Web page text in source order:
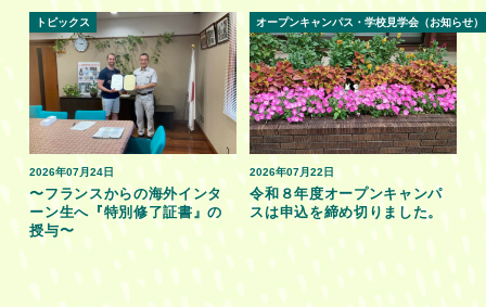
2026年07月24日
トピックス
〜フランスからの海外インタ
ーン生へ『特別修了証書』の
授与〜
2026年07月22日
オープンキャンパス・学校見学会（お知らせ）
令和８年度オープンキャンパ
スは申込を締め切りました。